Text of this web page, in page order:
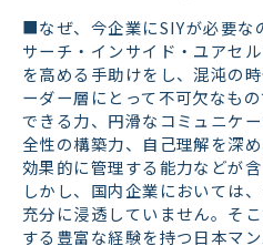
■なぜ、今企業にSIYが必要な
サーチ・インサイド・ユアセ
を高める手助けをし、混沌の
ーダー層にとって不可欠なも
できる力、円滑なコミュニケ
全性の構築力、自己理解を深
効果的に管理する能力などが含
しかし、国内企業においては
充分に浸透していません。そ
する豊富な経験を持つ日本マ